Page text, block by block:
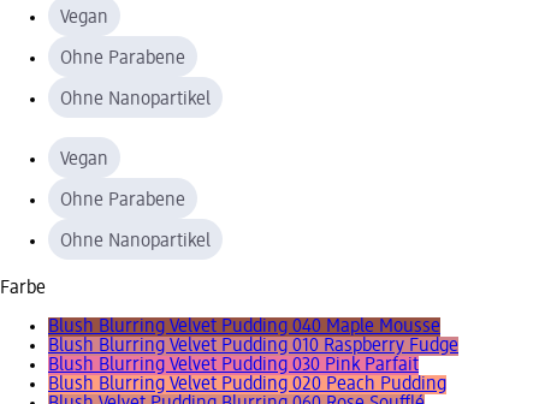
Vegan
Ohne Parabene
Ohne Nanopartikel
Vegan
Ohne Parabene
Ohne Nanopartikel
Farbe
Blush Blurring Velvet Pudding 040 Maple Mousse
Blush Blurring Velvet Pudding 010 Raspberry Fudge
Blush Blurring Velvet Pudding 030 Pink Parfait
Blush Blurring Velvet Pudding 020 Peach Pudding